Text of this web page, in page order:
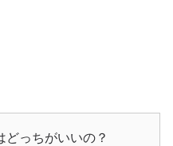
どっちがいいの？